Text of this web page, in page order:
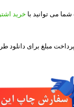
می توانید با خرید
مبلغ برای دانلود